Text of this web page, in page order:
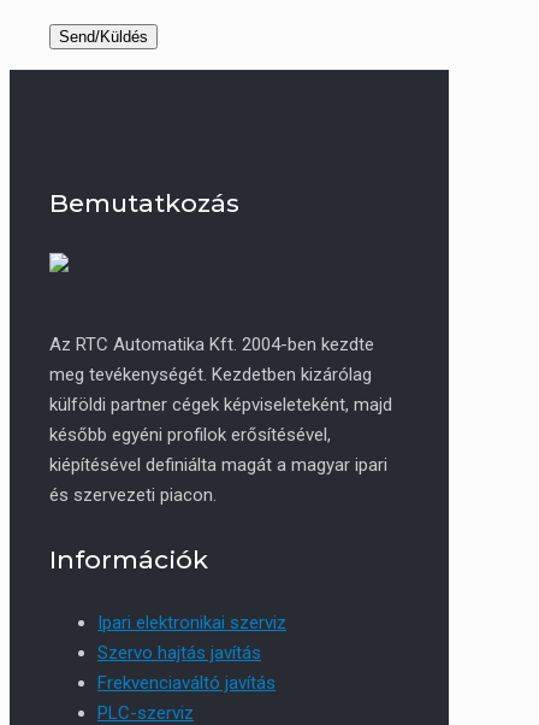
Bemutatkozás
Az RTC Automatika Kft. 2004-ben kezdte
meg tevékenységét. Kezdetben kizárólag
külföldi partner cégek képviseleteként, majd
később egyéni profilok erősítésével,
kiépítésével definiálta magát a magyar ipari
és szervezeti piacon.
Információk
Ipari elektronikai szerviz
Szervo hajtás javítás
Frekvenciaváltó javítás
PLC-szerviz